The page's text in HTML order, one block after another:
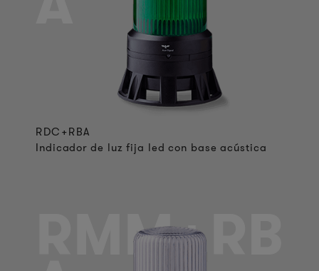
RDC+RBA
Indicador de luz fija led con base acústica
RMM+RB